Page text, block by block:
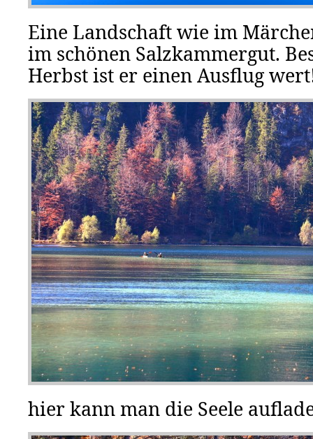
Eine Landschaft wie im
im schönen Salzkammergut.
Herbst ist er einen Ausflug
hier kann man die Seele